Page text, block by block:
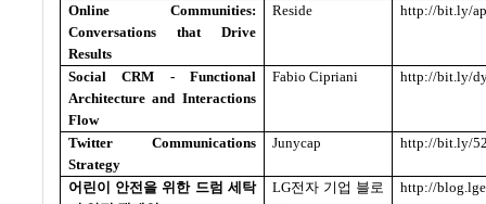
Online Communities:
Conversations that Drive
Results
Reside http://bit.ly/
Social CRM - Functional
Architecture and Interactions
Flow
Fabio Cipriani http://bit.ly/
Twitter Communications
Strategy
Junycap http://bit.ly/
어린이 안전을 위한 드럼 세탁
LG전자 기업 블로
http://